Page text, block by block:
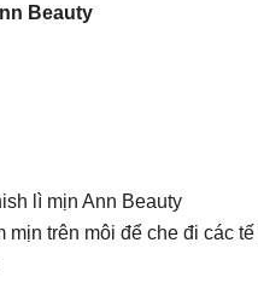
Beauty
lì mịn Ann Beauty
trên môi để che đi các